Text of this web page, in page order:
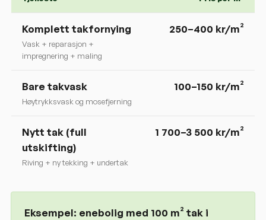
Komplett takfornying
Vask + reparasjon +
impregnering + maling
250–400 kr/m²
Bare takvask
Høytrykksvask og mosefjerning
100–150 kr/m²
Nytt tak (full
utskifting)
Riving + ny tekking + undertak
1 700–3 500 kr/m²
Eksempel: enebolig med 100 m² tak i